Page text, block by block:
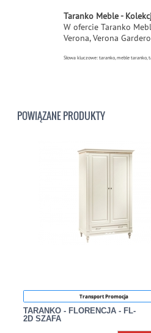
Taranko Meble -
W ofercie Taranko
Verona, Verona
Słowa kluczowe: taranko, meble taranko,
POWIĄZANE PRODUKTY
Transport Promocja
TARANKO - FLORENCJA - FL-
2D SZAFA